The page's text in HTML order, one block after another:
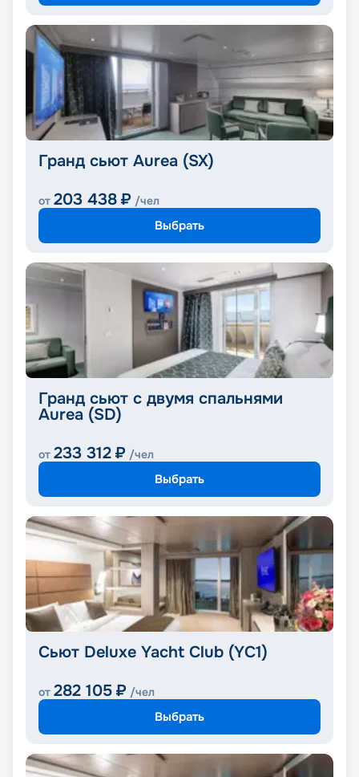
Гранд сьют Aurea (SX)
от 203 438 ₽ /чел
Выбрать
Гранд сьют с двумя спальнями
Aurea (SD)
от 233 312 ₽ /чел
Выбрать
Сьют Deluxe Yacht Club (YC1)
от 282 105 ₽ /чел
Выбрать